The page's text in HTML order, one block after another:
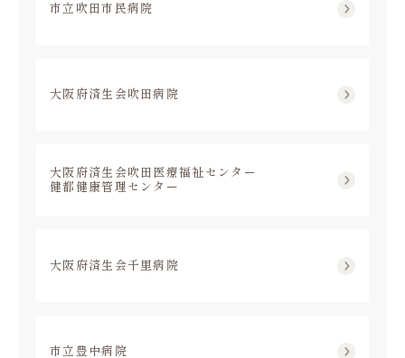
市立吹田市民病院
大阪府済生会吹田病院
大阪府済生会吹田医療福祉センター
健都健康管理センター
大阪府済生会千里病院
市立豊中病院